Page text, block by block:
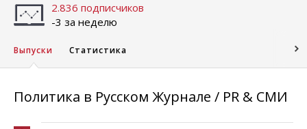
2.836 подписчиков
-3 за неделю
Выпуски Статистика
Политика в Русском Журнале / PR & СМИ